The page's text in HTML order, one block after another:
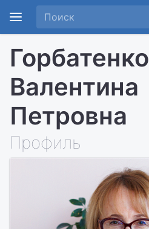
Горбатенко
Валентина
Петровна
Профиль